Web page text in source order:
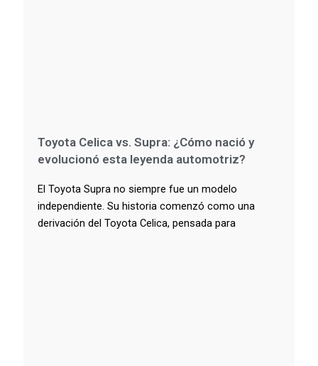
Toyota Celica vs. Supra: ¿Cómo nació y
evolucionó esta leyenda automotriz?
El Toyota Supra no siempre fue un modelo
independiente. Su historia comenzó como una
derivación del Toyota Celica, pensada para